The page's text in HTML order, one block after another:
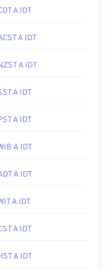
A IDT
A IDT
A IDT
A IDT
A IDT
A IDT
A IDT
A IDT
A IDT
A IDT